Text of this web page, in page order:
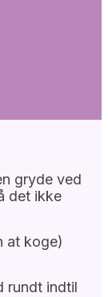
gryde ved
det ikke
at koge)
rundt indtil